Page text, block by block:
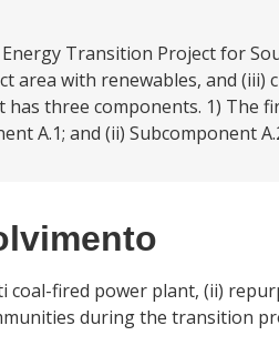
Transition Project for
area with renewables, and
three components. 1) The
A.1; and (ii) Subcomponent
coal-fired power plant, (ii)
during the transition